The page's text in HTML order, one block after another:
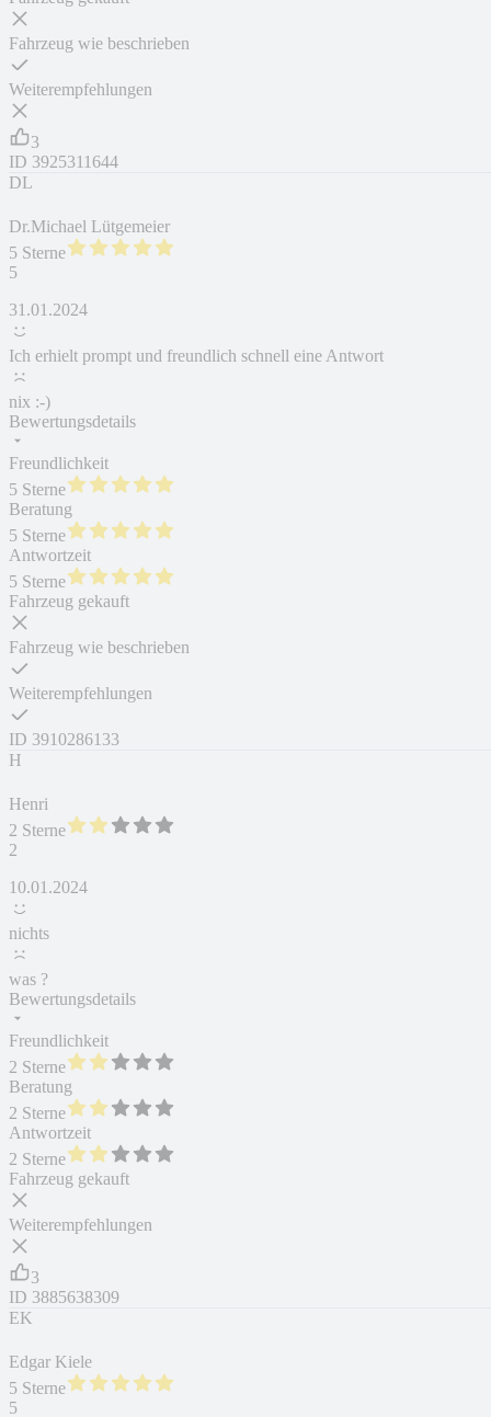
Fahrzeug wie beschrieben
Weiterempfehlungen
3
ID 3925311644
DL
Dr.Michael Lütgemeier
5 Sterne
5
31.01.2024
Ich erhielt prompt und freundlich schnell eine Antwort
nix :-)
Bewertungsdetails
Freundlichkeit
5 Sterne
Beratung
5 Sterne
Antwortzeit
5 Sterne
Fahrzeug gekauft
Fahrzeug wie beschrieben
Weiterempfehlungen
ID 3910286133
H
Henri
2 Sterne
2
10.01.2024
nichts
was ?
Bewertungsdetails
Freundlichkeit
2 Sterne
Beratung
2 Sterne
Antwortzeit
2 Sterne
Fahrzeug gekauft
Weiterempfehlungen
3
ID 3885638309
EK
Edgar Kiele
5 Sterne
5